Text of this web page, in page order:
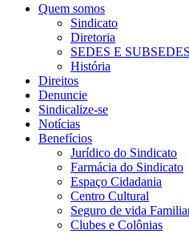
Quem somos
Sindicato
Diretoria
SEDES E
História
Direitos
Denuncie
Sindicalize-se
Notícias
Benefícios
Jurídico do Sindicato
Farmácia do Sindicato
Espaço Cidadania
Centro Cultural
Seguro de vida
Clubes e Colônias